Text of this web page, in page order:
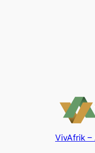
VivAfrik –